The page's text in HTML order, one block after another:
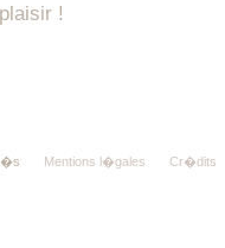
!
Mentions l�gales Cr�dits